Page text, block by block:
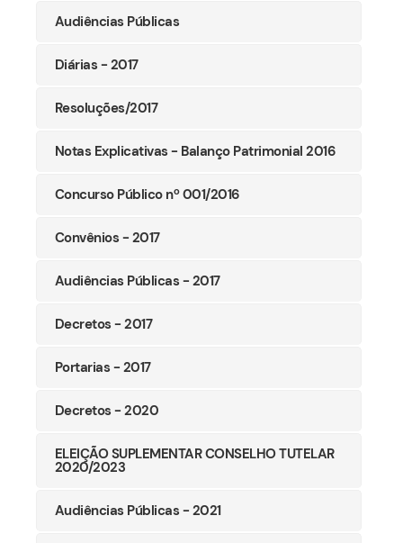
Audiências Públicas
Diárias - 2017
Resoluções/2017
Notas Explicativas - Balanço Patrimonial 2016
Concurso Público nº 001/2016
Convênios - 2017
Audiências Públicas - 2017
Decretos - 2017
Portarias - 2017
Decretos - 2020
ELEIÇÃO SUPLEMENTAR CONSELHO TUTELAR
2020/2023
Audiências Públicas - 2021